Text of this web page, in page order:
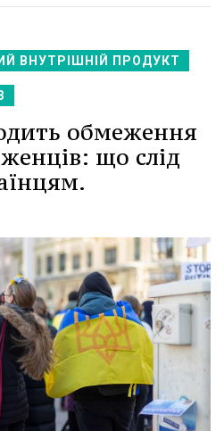
ВНУТРІШНІЙ ПРОДУКТ
обмеження
що слід